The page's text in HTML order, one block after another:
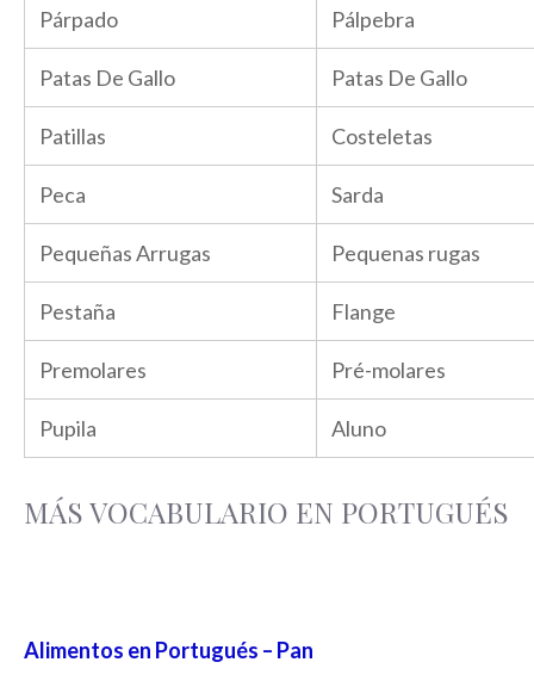
Párpado Pálpebra
Patas De Gallo Patas De Gallo
Patillas Costeletas
Peca Sarda
Pequeñas Arrugas Pequenas rugas
Pestaña Flange
Premolares Pré-molares
Pupila Aluno
MÁS VOCABULARIO EN PORTUGUÉS
Alimentos en Portugués – Pan